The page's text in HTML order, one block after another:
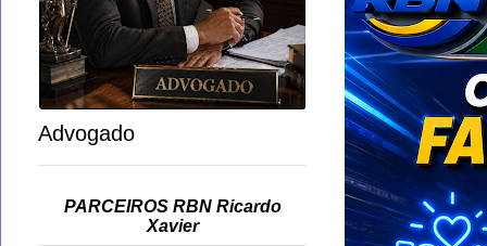
Advogado
PARCEIROS RBN Ricardo
Xavier